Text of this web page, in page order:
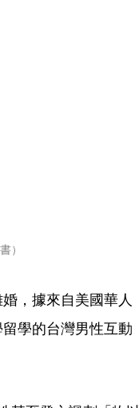
）
，據來自美國華人
學的台灣男性互動